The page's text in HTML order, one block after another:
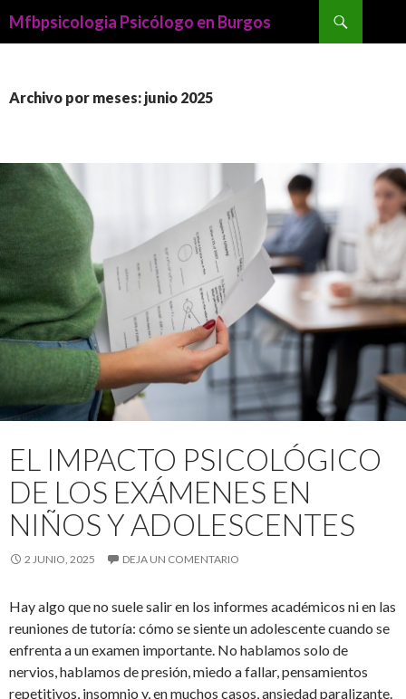
Mfbpsicologia Psicólogo en Burgos
Archivo por meses: junio 2025
EL IMPACTO PSICOLÓGICO
DE LOS EXÁMENES EN
NIÑOS Y ADOLESCENTES
2 JUNIO, 2025 DEJA UN COMENTARIO
Hay algo que no suele salir en los informes académicos ni en las
reuniones de tutoría: cómo se siente un adolescente cuando se
enfrenta a un examen importante. No hablamos solo de
nervios, hablamos de presión, miedo a fallar, pensamientos
repetitivos, insomnio y, en muchos casos, ansiedad paralizante.